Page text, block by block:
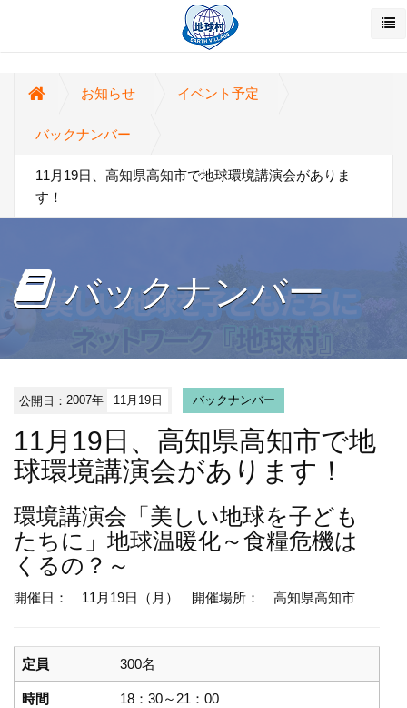
お知らせ イベント予定
バックナンバー
11月19日、高知県高知市で地球環境講演会がありま
す！
バックナンバー
公開日：2007年 11月19日 バックナンバー
11月19日、高知県高知市で地
球環境講演会があります！
環境講演会 「美しい地球を子ども
たちに」地球温暖化～食糧危機は
くるの？～
開催日： 11月19日（月） 開催場所： 高知県高知市
定員 300名
時間 18：30～21：00